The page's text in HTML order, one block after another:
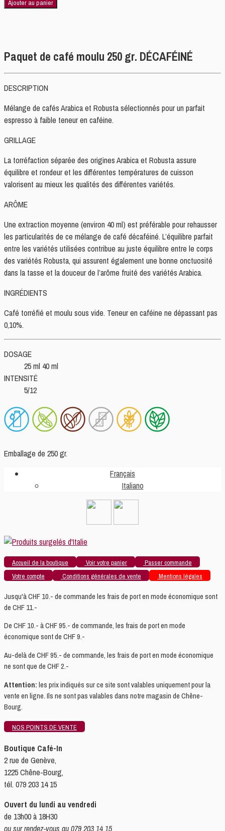
Décaféiné
Ajouter au panier
Paquet de café moulu 250 gr. DÉCAFÉINÉ
DESCRIPTION
Mélange de cafés Arabica et Robusta sélectionnés pour un parfait
espresso à faible teneur en caféine.
GRILLAGE
La torréfaction séparée des origines Arabica et Robusta assure
équilibre et rondeur et les différentes températures de cuisson
valorisent au mieux les qualités des différentes variétés.
ARÔME
Une extraction moyenne (environ 40 ml) est préférable pour rehausser
les particularités de ce mélange de café décaféiné. L’équilibre parfait
entre les variétés utilisées contribue au juste équilibre entre le corps
des variétés Robusta, qui assurent également une bonne onctuosité
dans la tasse et la douceur de l’arôme fruité des variétés Arabica.
INGRÉDIENTS
Café torréfié et moulu sous vide. Teneur en caféine ne dépassant pas
0,10%.
DOSAGE
25 ml 40 ml
INTENSITÉ
5/12
Emballage de 250 gr.
Français
Italiano
Accueil de la boutique Voir votre panier
Passer commande
Votre compte
Conditions générales de vente Mentions légales
Jusqu'à CHF 10.- de commande les frais de port en mode économique sont
de CHF 11.-
De CHF 10.- à CHF 95.- de commande, les frais de port en mode
économique sont de CHF 9.-
Au-delà de CHF 95.- de commande, les frais de port en mode économique
ne sont que de CHF 2.-
Attention: les prix indiqués sur ce site sont valables uniquement pour la
vente en ligne. Ils ne sont pas valables dans notre magasin de Chêne-
Bourg.
NOS POINTS DE VENTE
Boutique Café-In
2 rue de Genève,
1225 Chêne-Bourg,
tél. 079 203 14 15
Ouvert du lundi au vendredi
de 13h00 à 18H30
ou sur rendez-vous au 079 203 14 15